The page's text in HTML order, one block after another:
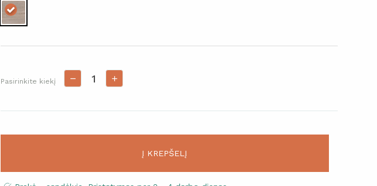
Pasirinkite kiekį
Į KREPŠELĮ